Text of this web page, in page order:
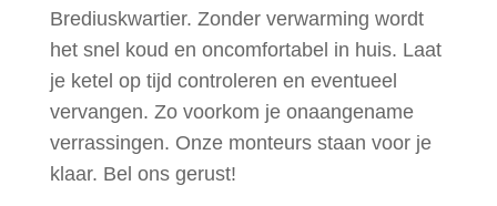
Brediuskwartier. Zonder verwarming wordt
het snel koud en oncomfortabel in huis. Laat
je ketel op tijd controleren en eventueel
vervangen. Zo voorkom je onaangename
verrassingen. Onze monteurs staan voor je
klaar. Bel ons gerust!